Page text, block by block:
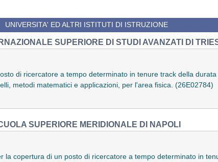
UNIVERSITA' ED ALTRI ISTITUTI DI ISTRUZIONE
SUPERIORE DI STUDI AVANZATI DI
di ricercatore a tempo determinato in tenure track della
metodi matematici e applicazioni, per l'area fisica. (26E02784)
SUPERIORE MERIDIONALE DI NAPOLI
la copertura di un posto di ricercatore a tempo determinato in